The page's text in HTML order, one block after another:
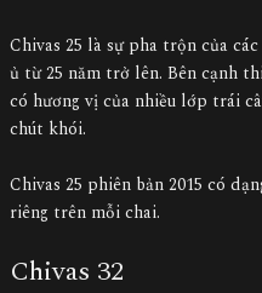
Chivas 25 là sự pha trộn của
ủ từ 25 năm trở lên. Bên cạnh
có hương vị của nhiều lớp trái
chút khói.
Chivas 25 phiên bản 2015 có
riêng trên mỗi chai.
Chivas 32